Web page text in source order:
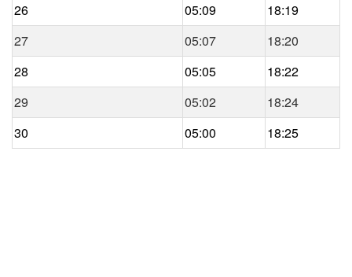
26
05:09
18:19
27
05:07
18:20
28
05:05
18:22
29
05:02
18:24
30
05:00 18:25